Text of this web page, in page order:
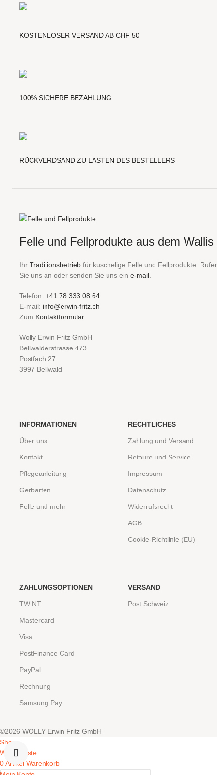
KOSTENLOSER VERSAND AB CHF 50
100% SICHERE BEZAHLUNG
RÜCKVERDSAND ZU LASTEN DES BESTELLERS
Felle und Fellprodukte aus dem Wallis
Ihr Traditionsbetrieb für kuschelige Felle und Fellprodukte.
Sie uns an oder senden Sie uns ein e-mail.
Telefon: +41 78 333 08 64
E-mail: info@erwin-fritz.ch
Zum Kontaktformular
Wolly Erwin Fritz GmbH
Bellwalderstrasse 473
Postfach 27
3997 Bellwald
INFORMATIONEN
Über uns
Kontakt
Pflegeanleitung
Gerbarten
Felle und mehr
RECHTLICHES
Zahlung und Versand
Retoure und Service
Impressum
Datenschutz
Widerrufsrecht
AGB
Cookie-Richtlinie (EU)
ZAHLUNGSOPTIONEN
TWINT
Mastercard
Visa
PostFinance Card
PayPal
Rechnung
Samsung Pay
VERSAND
Post Schweiz
©2026 WOLLY Erwin Fritz GmbH
Shop
Wunschliste
0Artikel Warenkorb